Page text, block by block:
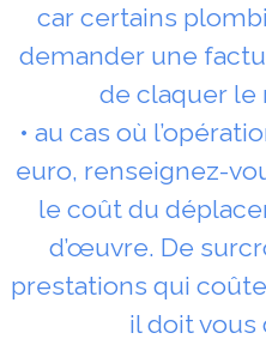
car certains
demander une
de claquer le
• au cas où
euro, renseignez-
le coût du
d’œuvre. De
prestations qui
il doit vous